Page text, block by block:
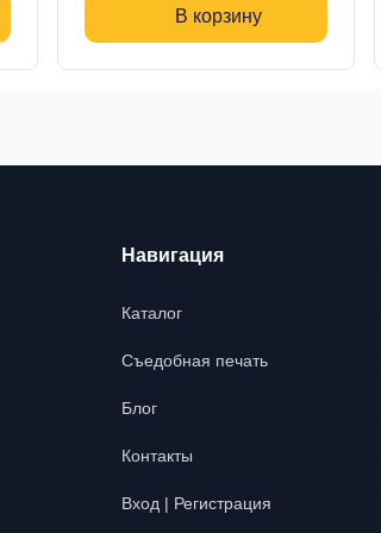
В корзину
Навигация
Каталог
Съедобная печать
Блог
Контакты
Вход | Регистрация